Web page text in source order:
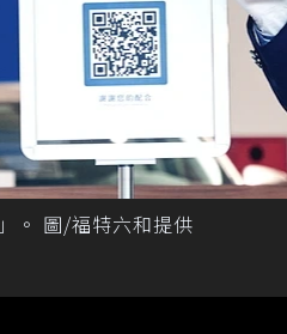
。 圖/福特六和提供